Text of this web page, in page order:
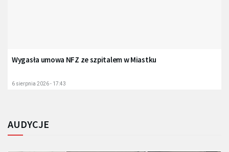
Wygasła umowa NFZ ze szpitalem w Miastku
6 sierpnia 2026 - 17:43
AUDYCJE